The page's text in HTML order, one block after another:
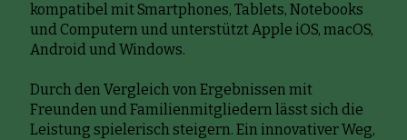
kompatibel mit Smartphones, Tablets, Notebooks
und Computern und unterstützt Apple iOS, macOS,
Android und Windows.
Durch den Vergleich von Ergebnissen mit
Freunden und Familienmitgliedern lässt sich die
Leistung spielerisch steigern. Ein innovativer Weg,